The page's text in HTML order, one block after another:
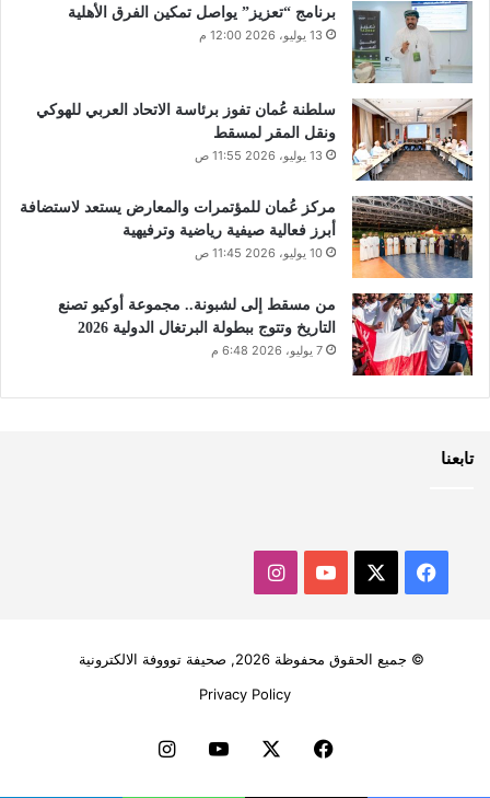
برنامج “تعزيز” يواصل تمكين الفرق الأهلية
13 يوليو، 2026 12:00 م
سلطنة عُمان تفوز برئاسة الاتحاد العربي للهوكي
ونقل المقر لمسقط
13 يوليو، 2026 11:55 ص
مركز عُمان للمؤتمرات والمعارض يستعد لاستضافة
أبرز فعالية صيفية رياضية وترفيهية
10 يوليو، 2026 11:45 ص
من مسقط إلى لشبونة.. مجموعة أوكيو تصنع
التاريخ وتتوج ببطولة البرتغال الدولية 2026
7 يوليو، 2026 6:48 م
تابعنا
فيسبوك ‫YouTubeانستقرام
© جميع الحقوق محفوظة 2026, صحيفة توووفة الالكترونية
Privacy Policy
فيسبوك ‫YouTubeانستقرام